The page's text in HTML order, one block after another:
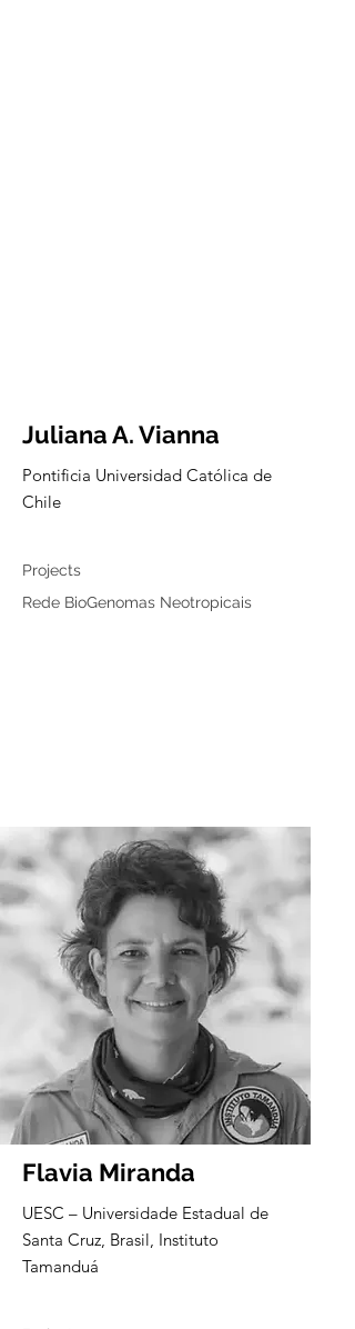
Juliana A. Vianna
Pontificia Universidad Católica de
Chile
Projects
Rede BioGenomas Neotropicais
Flavia Miranda
UESC – Universidade Estadual de
Santa Cruz, Brasil, Instituto
Tamanduá